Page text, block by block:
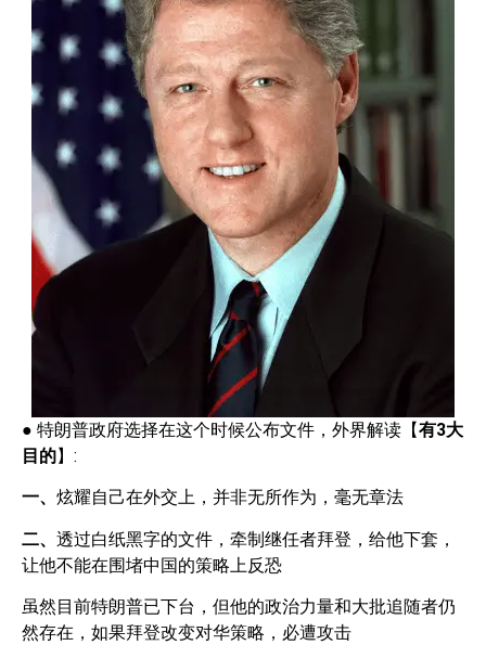
● 特朗普政府选择在这个时候公布文件，外界解读【有3大
目的】:
一、 炫耀自己在外交上，并非无所作为，毫无章法
二、 透过白纸黑字的文件，牵制继任者拜登，给他下套，
让他不能在围堵中国的策略上反恐
虽然目前特朗普已下台，但他的政治力量和大批追随者仍
然存在，如果拜登改变对华策略，必遭攻击